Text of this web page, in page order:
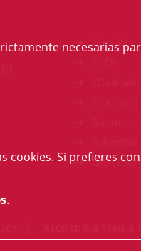
Contact
GAJ
necesarias
Si prefieres
.